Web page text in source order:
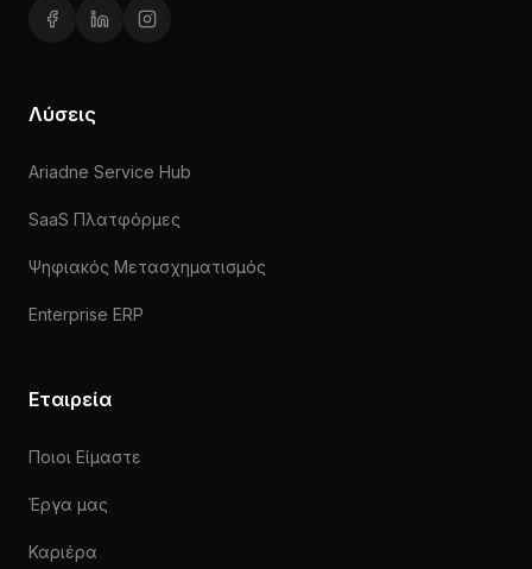
Facebook (ανοίγει σε νέο παράθυρο)
LinkedIn (ανοίγει σε νέο παράθυρο)
Instagram (ανοίγει σε νέο παράθυρο)
Λύσεις
Ariadne Service Hub
SaaS Πλατφόρμες
Ψηφιακός Μετασχηματισμός
Enterprise ERP
Εταιρεία
Ποιοι Είμαστε
Έργα μας
Καριέρα